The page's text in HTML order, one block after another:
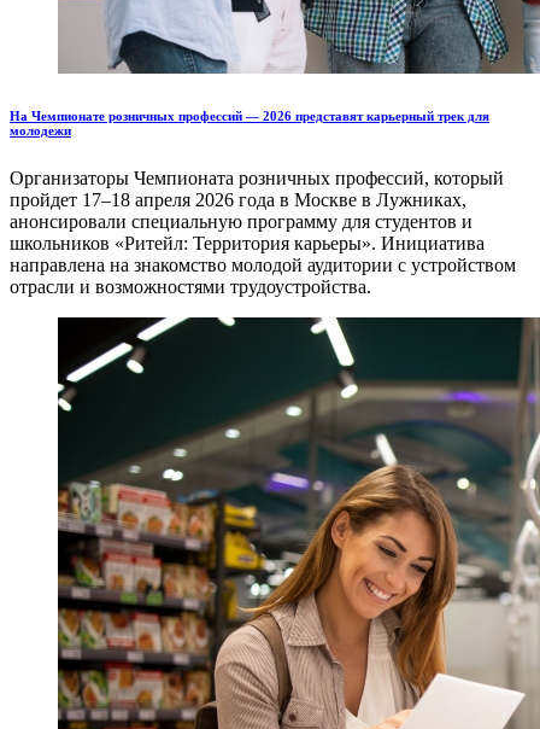
На Чемпионате розничных профессий — 2026 представят карьерный трек для
молодежи
Организаторы Чемпионата розничных профессий, который
пройдет 17–18 апреля 2026 года в Москве в Лужниках,
анонсировали специальную программу для студентов и
школьников «Ритейл: Территория карьеры». Инициатива
направлена на знакомство молодой аудитории с устройством
отрасли и возможностями трудоустройства.